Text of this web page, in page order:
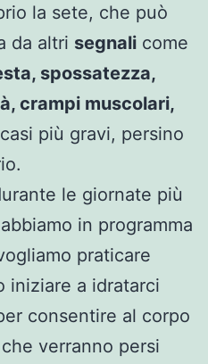
la sete, che può
da altri segnali come
spossatezza,
crampi muscolari,
più gravi, persino
le giornate più
in programma
praticare
iniziare a idratarci
consentire al corpo
verranno persi